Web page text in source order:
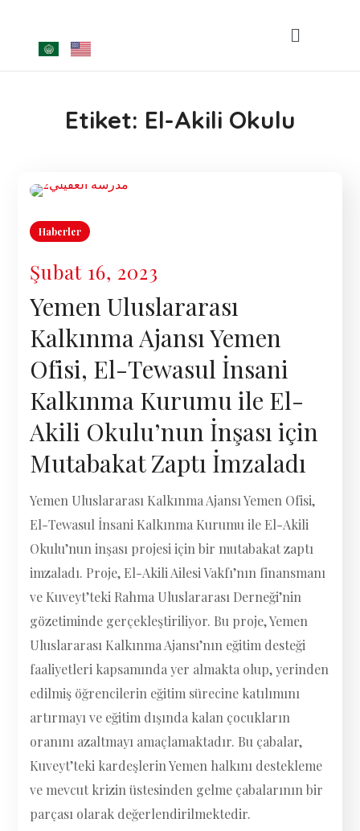
Etiket: El-Akili Okulu
Haberler
Şubat 16, 2023
Yemen Uluslararası
Kalkınma Ajansı Yemen
Ofisi, El-Tewasul İnsani
Kalkınma Kurumu ile El-
Akili Okulu’nun İnşası için
Mutabakat Zaptı İmzaladı
Yemen Uluslararası Kalkınma Ajansı Yemen Ofisi,
El-Tewasul İnsani Kalkınma Kurumu ile El-Akili
Okulu’nun inşası projesi için bir mutabakat zaptı
imzaladı. Proje, El-Akili Ailesi Vakfı’nın finansmanı
ve Kuveyt’teki Rahma Uluslararası Derneği’nin
gözetiminde gerçekleştiriliyor. Bu proje, Yemen
Uluslararası Kalkınma Ajansı’nın eğitim desteği
faaliyetleri kapsamında yer almakta olup, yerinden
edilmiş öğrencilerin eğitim sürecine katılımını
artırmayı ve eğitim dışında kalan çocukların
oranını azaltmayı amaçlamaktadır. Bu çabalar,
Kuveyt’teki kardeşlerin Yemen halkını destekleme
ve mevcut krizin üstesinden gelme çabalarının bir
parçası olarak değerlendirilmektedir.